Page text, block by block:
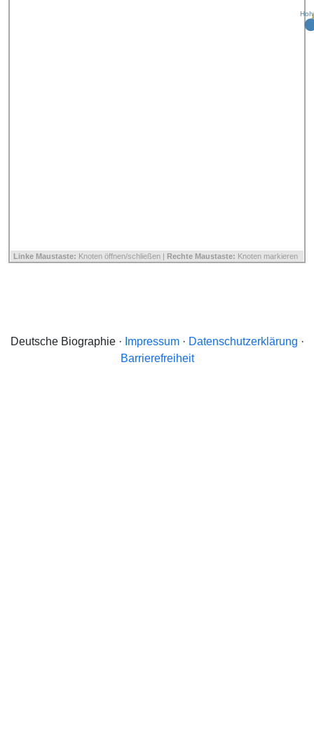
Linke Maustaste: Knoten öffnen/schließen | Rechte Maustaste: Knoten markieren
Deutsche Biographie · Impressum· Datenschutzerklärung ·
Barrierefreiheit